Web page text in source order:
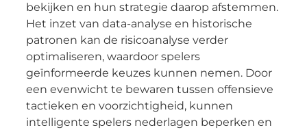
bekijken en hun strategie daarop afstemmen.
Het inzet van data-analyse en historische
patronen kan de risicoanalyse verder
optimaliseren, waardoor spelers
geïnformeerde keuzes kunnen nemen. Door
een evenwicht te bewaren tussen offensieve
tactieken en voorzichtigheid, kunnen
intelligente spelers nederlagen beperken en